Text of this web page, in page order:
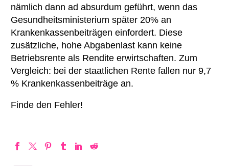
nämlich dann ad absurdum geführt, wenn das
Gesundheitsministerium später 20% an
Krankenkassenbeiträgen einfordert. Diese
zusätzliche, hohe Abgabenlast kann keine
Betriebsrente als Rendite erwirtschaften. Zum
Vergleich: bei der staatlichen Rente fallen nur 9,7
% Krankenkassenbeiträge an.
Finde den Fehler!